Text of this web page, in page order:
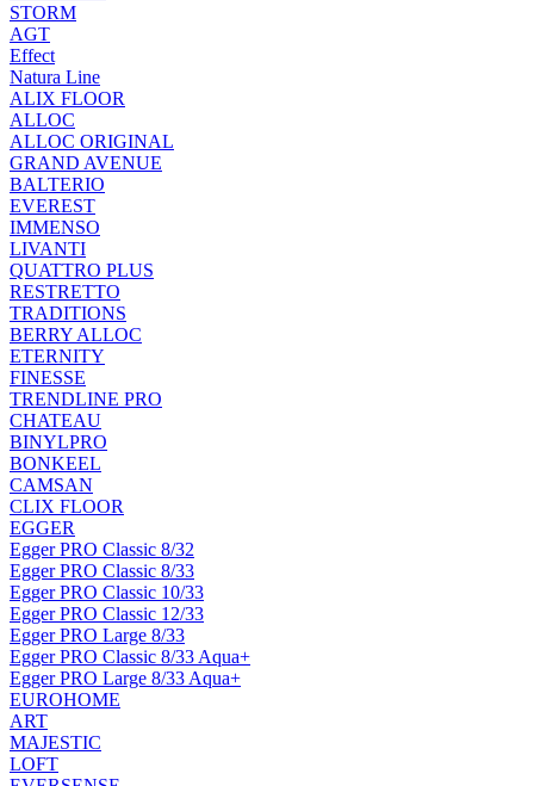
STORM
AGT
Effect
Natura Line
ALIX FLOOR
ALLOC
ALLOC ORIGINAL
GRAND AVENUE
BALTERIO
EVEREST
IMMENSO
LIVANTI
QUATTRO PLUS
RESTRETTO
TRADITIONS
BERRY ALLOC
ETERNITY
FINESSE
TRENDLINE PRO
CHATEAU
BINYLPRO
BONKEEL
CAMSAN
CLIX FLOOR
EGGER
Egger PRO Classic 8/32
Egger PRO Classic 8/33
Egger PRO Classic 10/33
Egger PRO Classic 12/33
Egger PRO Large 8/33
Egger PRO Classic 8/33 Aqua+
Egger PRO Large 8/33 Aqua+
EUROHOME
ART
MAJESTIC
LOFT